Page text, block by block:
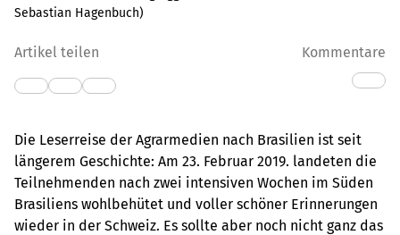
Sebastian Hagenbuch)
Artikel teilen Kommentare
Die Leserreise der Agrarmedien nach Brasilien ist seit
längerem Geschichte: Am 23. Februar 2019. landeten die
Teilnehmenden nach zwei intensiven Wochen im Süden
Brasiliens wohlbehütet und voller schöner Erinnerungen
wieder in der Schweiz. Es sollte aber noch nicht ganz das